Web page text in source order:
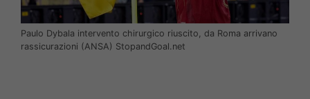
Paulo Dybala intervento chirurgico riuscito, da Roma arrivano
rassicurazioni (ANSA) StopandGoal.net